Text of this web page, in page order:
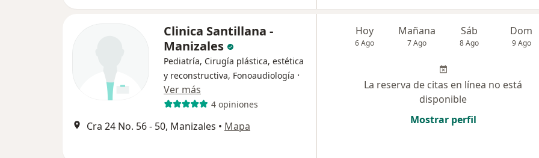
Clinica Santillana -
Manizales
Pediatría, Cirugía plástica, estética
y reconstructiva, Fonoaudiología ·
Ver más
4 opiniones
Cra 24 No. 56 - 50, Manizales • Mapa
Hoy
6 Ago
Mañana
7 Ago
Sáb
8 Ago
Dom
9 Ago
La reserva de citas en línea no está
disponible
Mostrar perfil